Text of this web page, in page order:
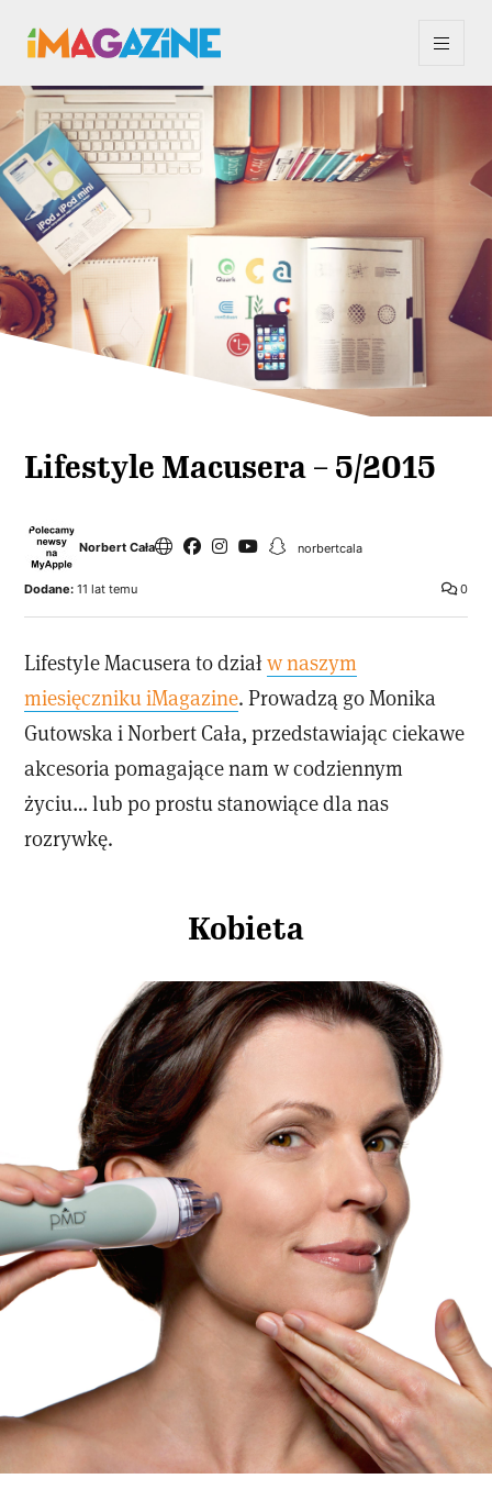
Lifestyle Macusera – 5/2015
Norbert Cała norbertcala
0
Dodane: 11 lat temu
Lifestyle Macusera to działw naszym
miesięczniku iMagazine. Prowadzą go Monika
Gutowska i Norbert Cała, przedstawiając ciekawe
akcesoria pomagające nam w codziennym
życiu… lub po prostu stanowiące dla nas
rozrywkę.
Kobieta